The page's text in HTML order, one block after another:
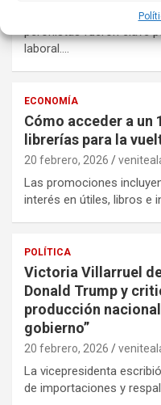
Jefes provinciales
peronistas fueron clave
laboral.…
ECONOMÍA
Cómo acceder a un
librerías para la
20 febrero, 2026
Las promociones
interés en útiles, libros e
POLÍTICA
Victoria Villarruel
Donald Trump y
producción
gobierno”
20 febrero, 2026
La vicepresidenta
de importaciones y